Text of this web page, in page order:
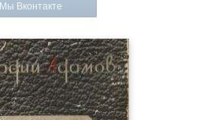
Мы Вконтакте